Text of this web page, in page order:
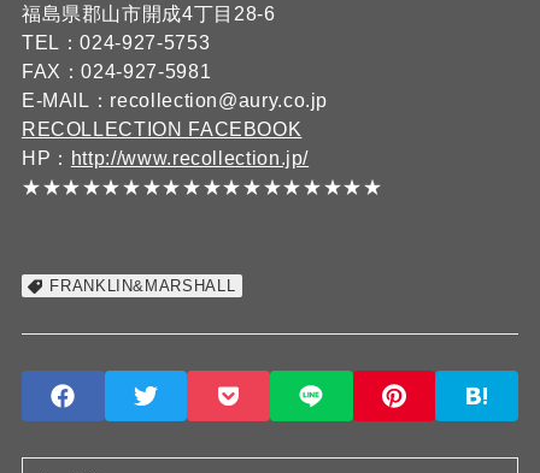
福島県郡山市開成4丁目28-6
TEL：024-927-5753
FAX：024-927-5981
E-MAIL：recollection@aury.co.jp
RECOLLECTION FACEBOOK
HP： http://www.recollection.jp/
★★★★★★★★★★★★★★★★★★
FRANKLIN&MARSHALL